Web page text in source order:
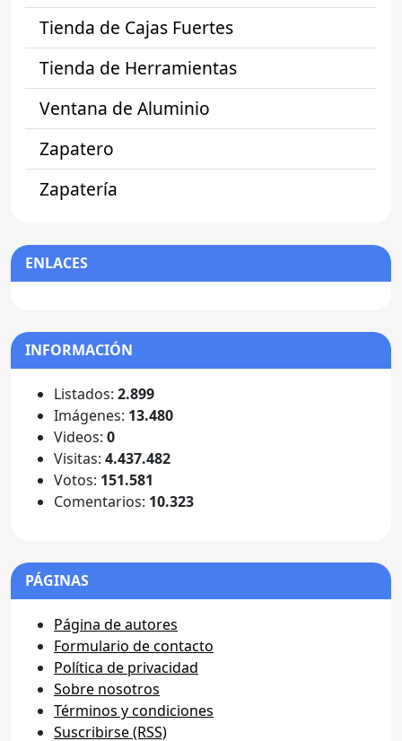
Tienda de Cajas Fuertes
Tienda de Herramientas
Ventana de Aluminio
Zapatero
Zapatería
ENLACES
INFORMACIÓN
Listados: 2.899
Imágenes: 13.480
Videos: 0
Visitas: 4.437.482
Votos: 151.581
Comentarios: 10.323
PÁGINAS
Página de autores
Formulario de contacto
Política de privacidad
Sobre nosotros
Términos y condiciones
Suscribirse (RSS)